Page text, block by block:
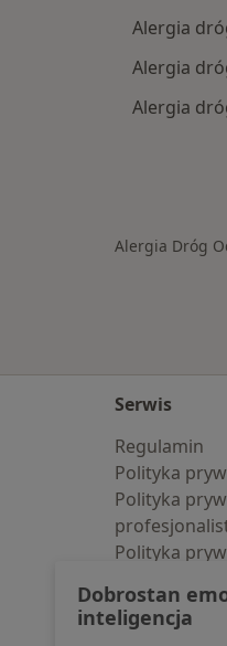
Alergia
Alergia
Alergia
Alergia Dróg
Serwis
Regulamin
Polityka
Polityka
Polityka
Polityka
Dobrostan
inteligencja